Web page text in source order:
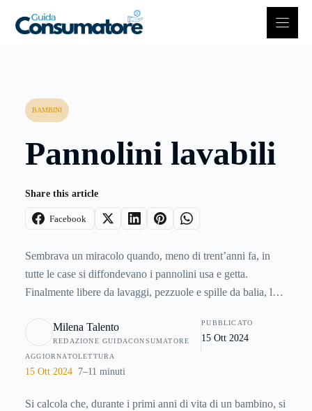
BAMBINI
Pannolini lavabili
Share this article
Facebook
Sembrava un miracolo quando, meno di trent’anni fa, in
tutte le case si diffondevano i pannolini usa e getta.
Finalmente libere da lavaggi, pezzuole e spille da balia, le
distanza di pochi decenni, stanno però riprendendo piede i
pannolini riutilizzabili o ecologici. Vediamo insieme quali
investimento affinchè nel futuro ci sia meno spazzatura per
Milena Talento
REDAZIONE GUIDACONSUMATORE
PUBBLICATO
15 Ott 2024
AGGIORNATO
15 Ott 2024
LETTURA
7–11 minuti
Si calcola che, durante i primi anni di vita di un bambino, si